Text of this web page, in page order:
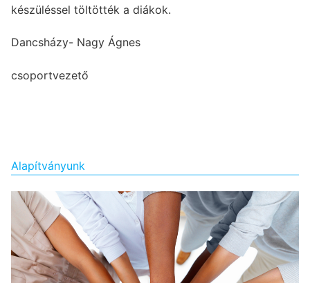
készüléssel töltötték a diákok.
Dancsházy- Nagy Ágnes
csoportvezető
Alapítványunk